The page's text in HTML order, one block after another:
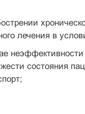
лечения в
состояния